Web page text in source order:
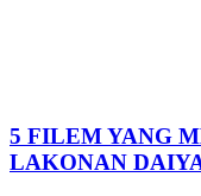
5 FILEM YANG
LAKONAN